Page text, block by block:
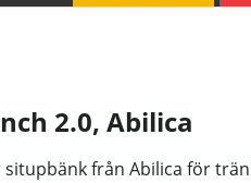
2.0, Abilica
från Abilica för